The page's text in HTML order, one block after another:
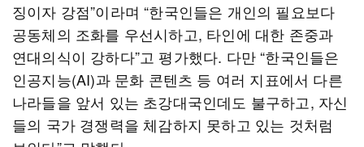
징이자 강점”이라며 “한국인들은 개인의 필요보다
공동체의 조화를 우선시하고, 타인에 대한 존중과
연대의식이 강하다”고 평가했다. 다만 “한국인들은
인공지능(AI)과 문화 콘텐츠 등 여러 지표에서 다른
나라들을 앞서 있는 초강대국인데도 불구하고, 자신
들의 국가 경쟁력을 체감하지 못하고 있는 것처럼